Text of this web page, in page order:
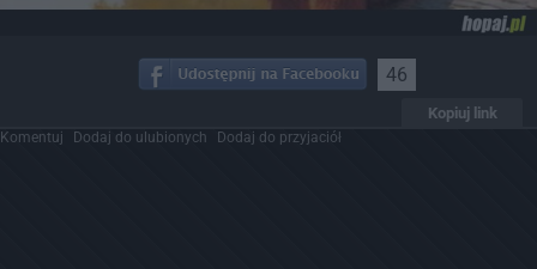
46
Kopiuj link
Komentuj Dodaj do ulubionych Dodaj do przyjaciół